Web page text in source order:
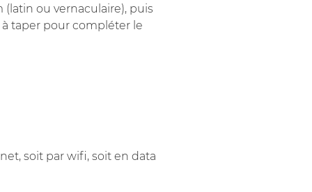
ou vernaculaire), puis
à taper pour compléter le
soit par wifi, soit en data